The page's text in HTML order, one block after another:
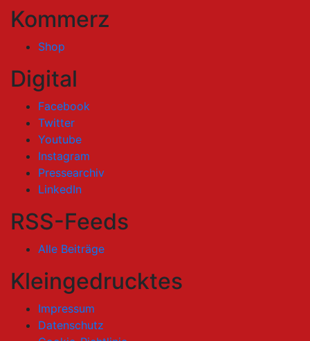
Kommerz
Shop
Digital
Facebook
Twitter
Youtube
Instagram
Pressearchiv
LinkedIn
RSS-Feeds
Alle Beiträge
Kleingedrucktes
Impressum
Datenschutz